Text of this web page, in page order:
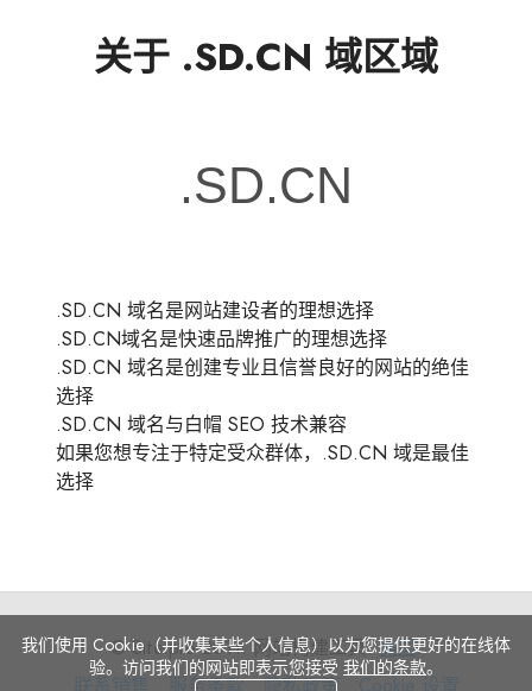
关于 .SD.CN 域区域
.SD.CN 域名是网站建设者的理想选择
.SD.CN域名是快速品牌推广的理想选择
.SD.CN 域名是创建专业且信誉良好的网站的绝佳
选择
.SD.CN 域名与白帽 SEO 技术兼容
如果您想专注于特定受众群体，.SD.CN 域是最佳
选择
© Site.pro 2011. 网站构建工具.美国.
联系销售 服
服务条款 隐
隐私政策 Cookie
Cookie 设置
我们使用 Cookie（并收集某些个人信息）以为您提供更好的在线体
验。访问我们的网站即表示您接受 我们的条款。